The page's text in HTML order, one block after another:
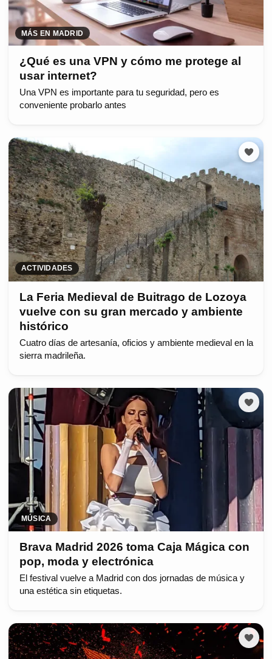
MÁS EN MADRID
¿Qué es una VPN y cómo me protege al
usar internet?
Una VPN es importante para tu seguridad, pero es
conveniente probarlo antes
ACTIVIDADES
La Feria Medieval de Buitrago de Lozoya
vuelve con su gran mercado y ambiente
histórico
Cuatro días de artesanía, oficios y ambiente medieval en la
sierra madrileña.
MÚSICA
Brava Madrid 2026 toma Caja Mágica con
pop, moda y electrónica
El festival vuelve a Madrid con dos jornadas de música y
una estética sin etiquetas.